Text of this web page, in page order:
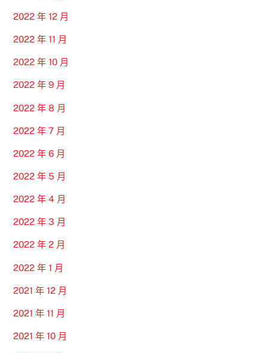
2022 年 12 月
2022 年 11 月
2022 年 10 月
2022 年 9 月
2022 年 8 月
2022 年 7 月
2022 年 6 月
2022 年 5 月
2022 年 4 月
2022 年 3 月
2022 年 2 月
2022 年 1 月
2021 年 12 月
2021 年 11 月
2021 年 10 月